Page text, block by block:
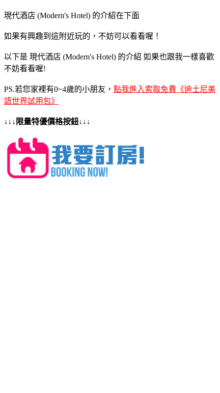
現代酒店 (Modern's Hotel) 的介紹在下面
如果有興趣到這附近玩的，不妨可以看看喔！
以下是 現代酒店 (Modern's Hotel) 的介紹 如果也跟我一樣喜歡
不妨看看喔!
PS.若您家裡有0~4歲的小朋友， 點我進入索取免費《迪士尼美
語世界試用包》
↓↓↓限量特優價格按鈕↓↓↓